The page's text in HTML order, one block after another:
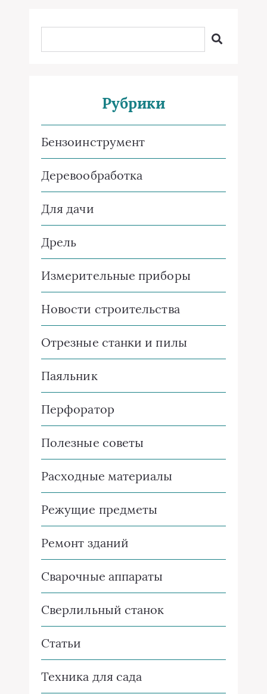
Рубрики
Бензоинструмент
Деревообработка
Для дачи
Дрель
Измерительные приборы
Новости строительства
Отрезные станки и пилы
Паяльник
Перфоратор
Полезные советы
Расходные материалы
Режущие предметы
Ремонт зданий
Сварочные аппараты
Сверлильный станок
Статьи
Техника для сада